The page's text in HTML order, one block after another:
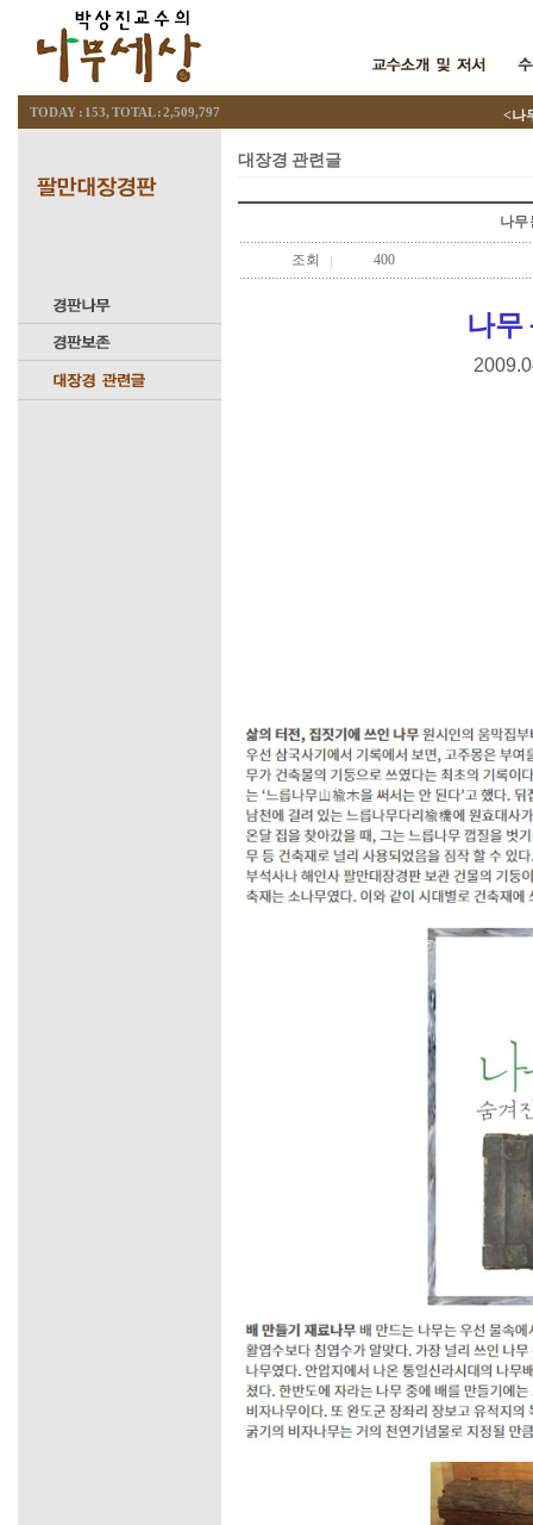
TODAY : 153, TOTAL : 2,509,797 <나무
대장경 관련글
나무
조회 400
나무